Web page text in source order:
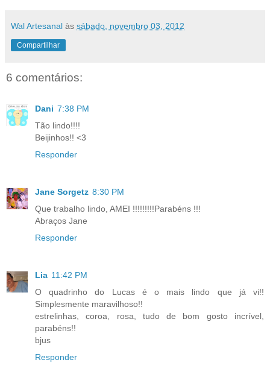
Wal Artesanal às sábado, novembro 03, 2012
Compartilhar
6 comentários:
Dani 7:38 PM
Tão lindo!!!!
Beijinhos!! <3
Responder
Jane Sorgetz 8:30 PM
Que trabalho lindo, AMEI !!!!!!!!!Parabéns !!!
Abraços Jane
Responder
Lia 11:42 PM
O quadrinho do Lucas é o mais lindo que já vi!!
Simplesmente maravilhoso!!
estrelinhas, coroa, rosa, tudo de bom gosto incrível,
parabéns!!
bjus
Responder